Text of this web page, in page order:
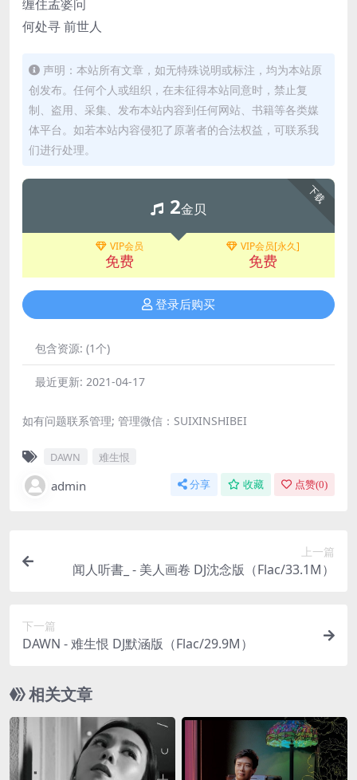
缠住孟婆问
何处寻 前世人
声明：本站所有文章，如无特殊说明或标注，均为本站原
创发布。任何个人或组织，在未征得本站同意时，禁止复
制、盗用、采集、发布本站内容到任何网站、书籍等各类媒
体平台。如若本站内容侵犯了原著者的合法权益，可联系我
们进行处理。
下载
2金贝
VIP会员
免费
VIP会员[永久]
免费
登录后购买
包含资源: (1个)
最近更新: 2021-04-17
如有问题联系管理; 管理微信：SUIXINSHIBEI
DAWN 难生恨
admin 分享 收藏 点赞(0)
上一篇
闻人听書_ - 美人画卷 DJ沈念版（Flac/33.1M）
下一篇
DAWN - 难生恨 DJ默涵版（Flac/29.9M）
相关文章